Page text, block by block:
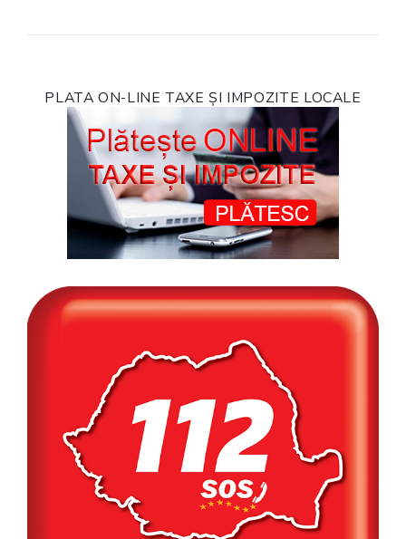
PLATA ON-LINE TAXE ȘI IMPOZITE LOCALE